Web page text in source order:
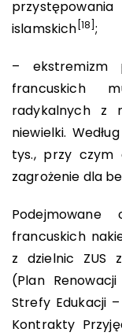
islamskich [18];
– ekstremizm
francuskich
radykalnych z
niewielki.
tys., przy czym
zagrożenie dla
francuskich
z dzielnic ZUS
(Plan
Strefy Edukacji –
Kontrakty